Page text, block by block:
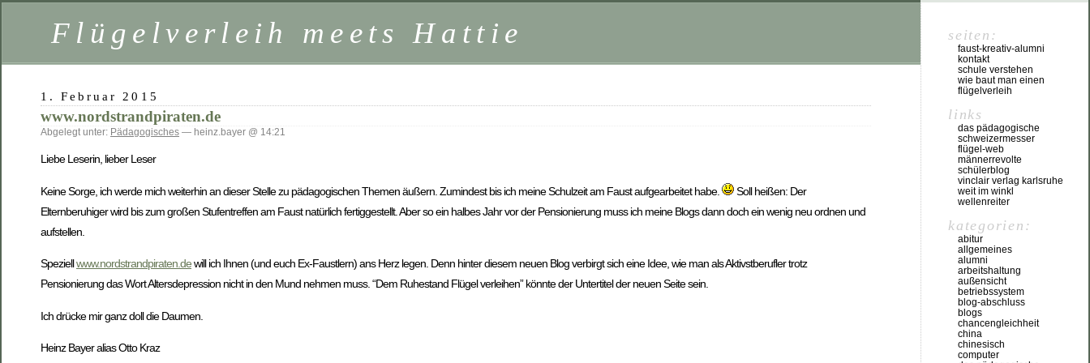
Flügelverleih meets Hattie
1. Februar 2015
www.nordstrandpiraten.de
Abgelegt unter: Pädagogisches — heinz.bayer @ 14:21
Liebe Leserin, lieber Leser
Keine Sorge, ich werde mich weiterhin an dieser Stelle zu pädagogischen Themen äußern. Zumindest bis ich meine Schulzeit am Faust aufgearbeitet habe.
Soll heißen: Der
Elternberuhiger wird bis zum großen Stufentreffen am Faust natürlich fertiggestellt. Aber so ein halbes Jahr vor der Pensionierung muss ich meine Blogs dann doch ein wenig neu ordnen und
aufstellen.
Speziellwww.nordstrandpiraten.dewill ich Ihnen (und euch Ex-Faustlern) ans Herz legen. Denn hinter diesem neuen Blog verbirgt sich eine Idee, wie man als Aktivstberufler trotz
Pensionierung das Wort Altersdepression nicht in den Mund nehmen muss. “Dem Ruhestand Flügel verleihen” könnte der Untertitel der neuen Seite sein.
Ich drücke mir ganz doll die Daumen.
Heinz Bayer alias Otto Kraz
seiten:
faust-kreativ-alumni
kontakt
schule verstehen
wie baut man einen
flügelverleih
links
das pädagogische
schweizermesser
flügel-web
männerrevolte
schülerblog
vinclair verlag karlsruhe
weit im winkl
wellenreiter
kategorien:
abitur
allgemeines
alumni
arbeitshaltung
außensicht
betriebssystem
blog-abschluss
blogs
chancengleichheit
china
chinesisch
computer